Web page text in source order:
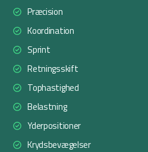
Præcision
Koordination
Sprint
Retningsskift
Tophastighed
Belastning
Yderpositioner
Krydsbevægelser